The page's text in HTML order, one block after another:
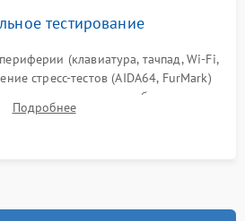
тестирование
(клавиатура, тачпад, Wi-Fi,
стресс-тестов (AIDA64, FurMark)
режима и стабильности
под пиковой нагрузкой.
Подробнее